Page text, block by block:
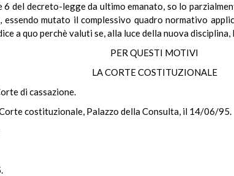
del decreto-legge da ultimo emanato, so lo
essendo mutato il complessivo quadro normativo
a quo perchè valuti se, alla luce della nuova
PER QUESTI MOTIVI
LA CORTE COSTITUZIONALE
di cassazione.
costituzionale, Palazzo della Consulta, il 14/06/95.